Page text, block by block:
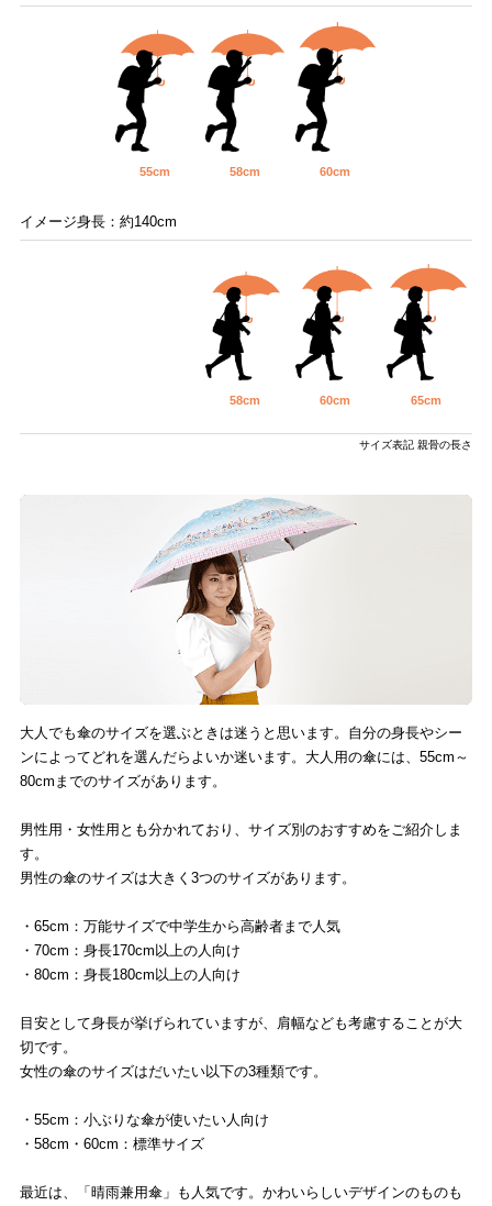
55cm 58cm 60cm
イメージ身長：約140cm
58cm 60cm 65cm
サイズ表記 親骨の長さ
大人でも傘のサイズを選ぶときは迷うと思います。自分の身長やシー
ンによってどれを選んだらよいか迷います。大人用の傘には、55cm～
80cmまでのサイズがあります。
男性用・女性用とも分かれており、サイズ別のおすすめをご紹介しま
す。
男性の傘のサイズは大きく3つのサイズがあります。
・65cm：万能サイズで中学生から高齢者まで人気
・70cm：身長170cm以上の人向け
・80cm：身長180cm以上の人向け
目安として身長が挙げられていますが、肩幅なども考慮することが大
切です。
女性の傘のサイズはだいたい以下の3種類です。
・55cm：小ぶりな傘が使いたい人向け
・58cm・60cm：標準サイズ
最近は、「晴雨兼用傘」も人気です。かわいらしいデザインのものも